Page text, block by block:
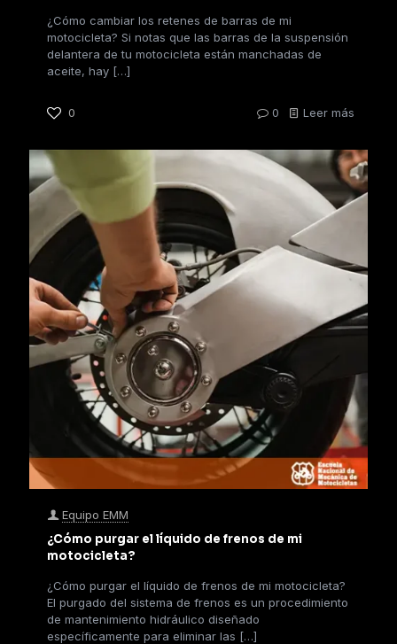
¿Cómo cambiar los retenes de barras de mi
motocicleta? Si notas que las barras de la suspensión
delantera de tu motocicleta están manchadas de
aceite, hay […]
0 0 Leer más
Equipo EMM
¿Cómo purgar el líquido de frenos de mi
motocicleta?
¿Cómo purgar el líquido de frenos de mi motocicleta?
El purgado del sistema de frenos es un procedimiento
de mantenimiento hidráulico diseñado
específicamente para eliminar las […]